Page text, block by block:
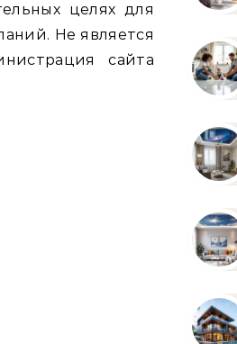
целях для
Не является
сайта